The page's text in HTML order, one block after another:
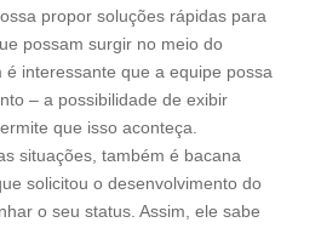
propor soluções rápidas para
possam surgir no meio do
é interessante que a equipe possa
– a possibilidade de exibir
que isso aconteça.
situações, também é bacana
solicitou o desenvolvimento do
o seu status. Assim, ele sabe